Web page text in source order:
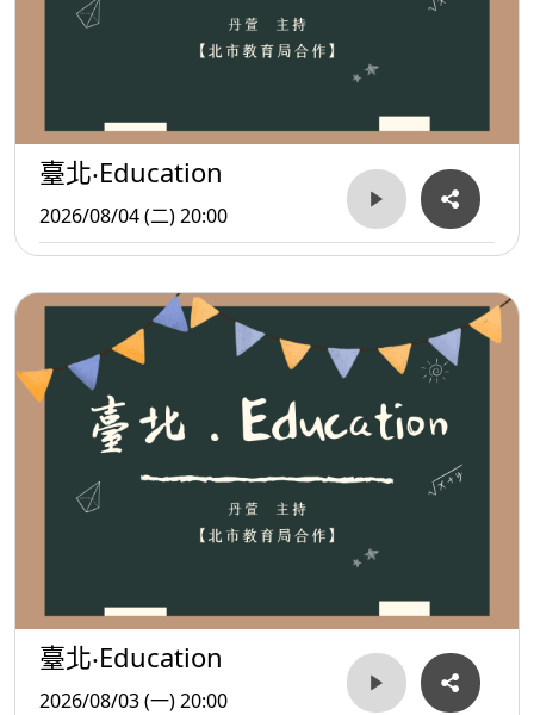
臺北‧Education
2026/08/04 (二) 20:00
臺北‧Education
2026/08/03 (一) 20:00